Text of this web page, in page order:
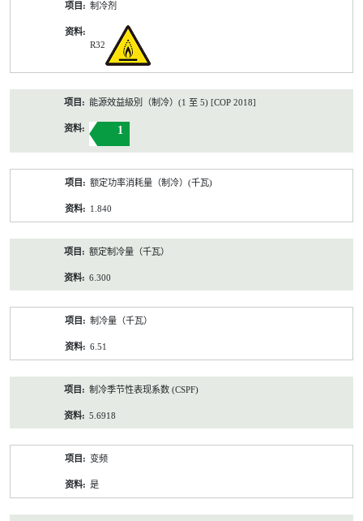
制冷剂
R32
能源效益級別（制冷）(1 至 5) [COP 2018]
1
额定功率消耗量（制冷）(千瓦)
1.840
额定制冷量（千瓦）
6.300
制冷量（千瓦）
6.51
制冷季节性表现系数 (CSPF)
5.6918
变频
是